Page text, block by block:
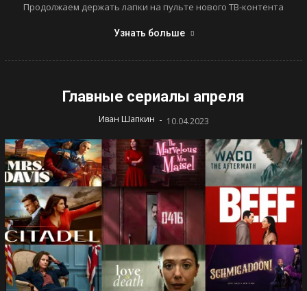
Продолжаем держать лапки на пульте нового ТВ-контента
Узнать больше
Главные сериалы апреля
Иван Шапкин - 10.04.2023